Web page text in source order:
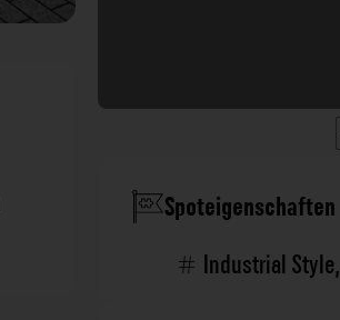
Spoteigenschaften
Industrial Style,